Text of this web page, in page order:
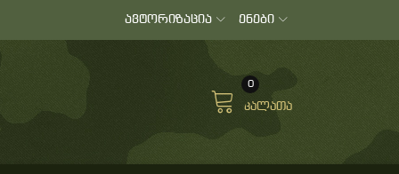
ავტორიზაცია ენები
0
კალათა